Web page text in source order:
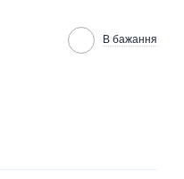
В бажання